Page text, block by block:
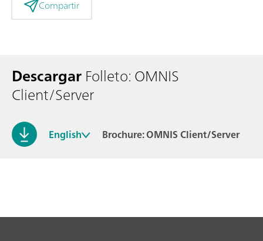
Compartir
DescargarFolleto: OMNIS
Client/Server
English Brochure: OMNIS Client/Server